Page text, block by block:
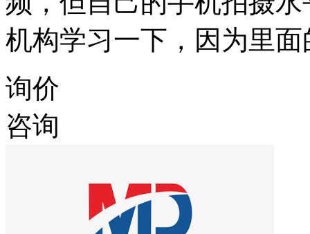
机构学习一下，因为里
询价
咨询